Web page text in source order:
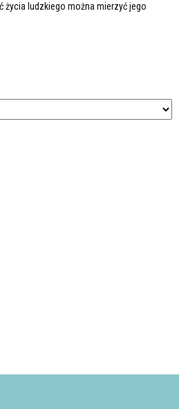
życia ludzkiego można mierzyć jego